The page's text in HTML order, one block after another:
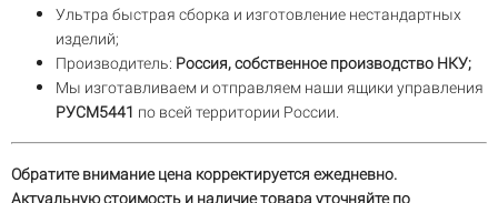
Ультра быстрая сборка и изготовление нестандартных
изделий;
Производитель: Россия, собственное производство НКУ;
Мы изготавливаем и отправляем наши ящики управления
РУСМ5441 по всей территории России.
Обратите внимание цена корректируется ежедневно.
Актуальную стоимость и наличие товара уточняйте по